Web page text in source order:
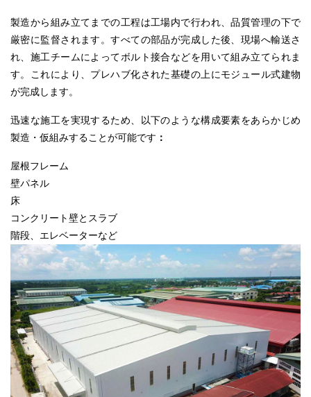
製造から組み立てまでの工程は工場内で行われ、品質管理の下で
厳密に監督されます。すべての部品が完成した後、現場へ輸送さ
れ、施工チームによってボルト接合などを用いて組み立てられま
す。これにより、プレハブ化された基礎の上にモジュール式建物
が完成します。
迅速な施工を実現するため、以下のような構成要素をあらかじめ
製造・仮組みすることが可能です ：
屋根フレーム
壁パネル
床
コンクリート壁とスラブ
階段、エレベーターなど